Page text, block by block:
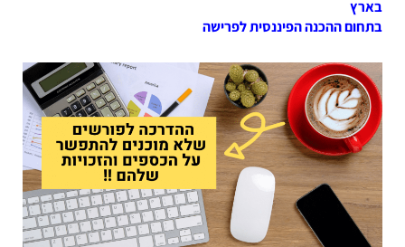
בארץ
בתחום ההכנה הפיננסית לפרישה